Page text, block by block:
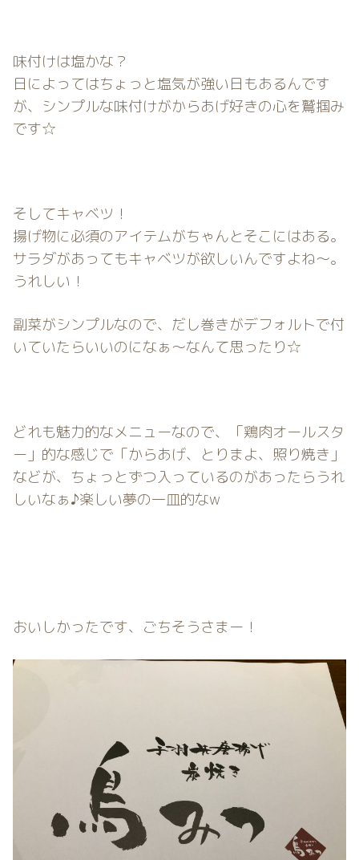
味付けは塩かな？
日によってはちょっと塩気が強い日もあるんです
が、シンプルな味付けがからあげ好きの心を鷲掴み
です☆
そしてキャベツ！
揚げ物に必須のアイテムがちゃんとそこにはある。
サラダがあってもキャベツが欲しいんですよね〜。
うれしい！
副菜がシンプルなので、だし巻きがデフォルトで付
いていたらいいのになぁ〜なんて思ったり☆
どれも魅力的なメニューなので、「鶏肉オールスタ
ー」的な感じで「からあげ、とりまよ、照り焼き」
などが、ちょっとずつ入っているのがあったらうれ
しいなぁ♪楽しい夢の一皿的なw
おいしかったです、ごちそうさまー！